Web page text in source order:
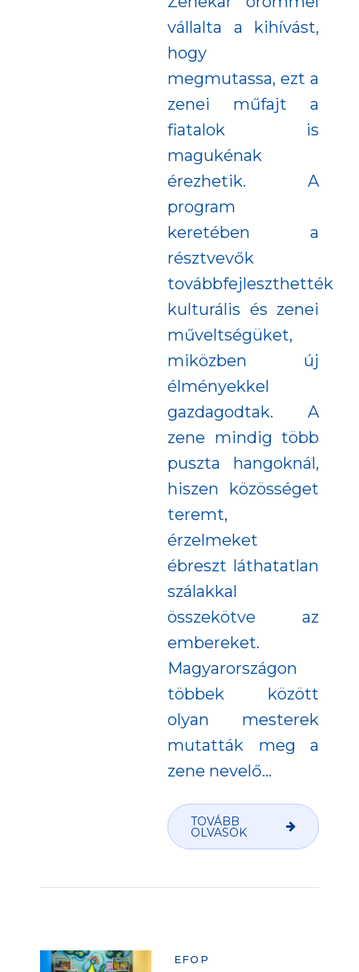
vállalta a kihívást,
hogy
megmutassa, ezt a
zenei műfajt a
fiatalok is
magukénak
érezhetik. A
program
keretében a
résztvevők
továbbfejleszthették
kulturális és zenei
műveltségüket,
miközben új
élményekkel
gazdagodtak. A
zene mindig több
puszta hangoknál,
hiszen közösséget
teremt,
érzelmeket
ébreszt láthatatlan
szálakkal
összekötve az
embereket.
Magyarországon
többek között
olyan mesterek
mutatták meg a
zene nevelő...
TOVÁBB
OLVASOK
EFOP